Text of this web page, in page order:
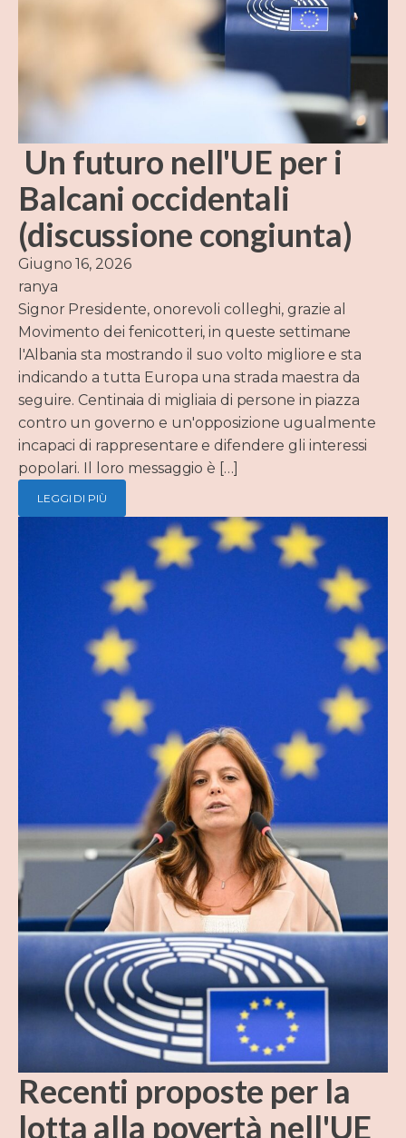
Un futuro nell'UE per i
Balcani occidentali
(discussione congiunta)
Giugno 16, 2026
ranya
Signor Presidente, onorevoli colleghi, grazie al
Movimento dei fenicotteri, in queste settimane
l'Albania sta mostrando il suo volto migliore e sta
indicando a tutta Europa una strada maestra da
seguire. Centinaia di migliaia di persone in piazza
contro un governo e un'opposizione ugualmente
incapaci di rappresentare e difendere gli interessi
popolari. Il loro messaggio è […]
LEGGI DI PIÙ
Recenti proposte per la
lotta alla povertà nell'UE